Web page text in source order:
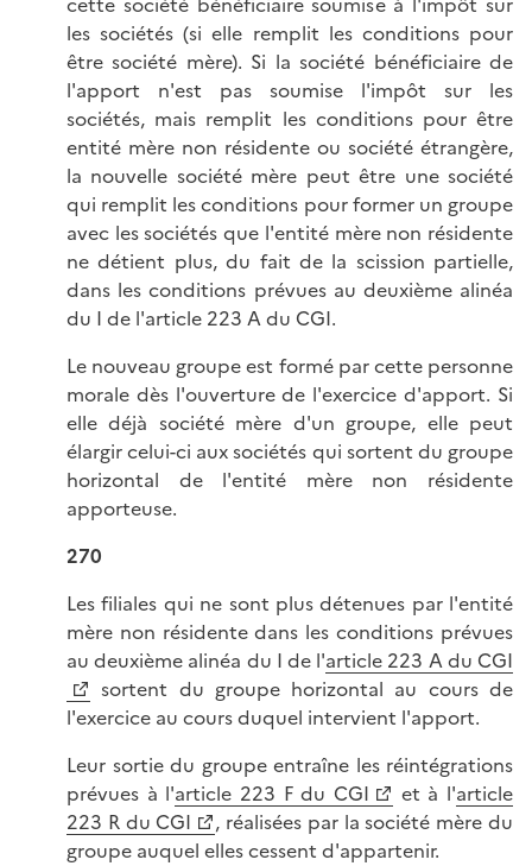
les sociétés (si elle remplit les conditions pour
être société mère). Si la société bénéficiaire de
l'apport n'est pas soumise l'impôt sur les
sociétés, mais remplit les conditions pour être
entité mère non résidente ou société étrangère,
la nouvelle société mère peut être une société
qui remplit les conditions pour former un groupe
avec les sociétés que l'entité mère non résidente
ne détient plus, du fait de la scission partielle,
dans les conditions prévues au deuxième alinéa
du I de l'article 223 A du CGI.
Le nouveau groupe est formé par cette personne
morale dès l'ouverture de l'exercice d'apport. Si
elle déjà société mère d'un groupe, elle peut
élargir celui-ci aux sociétés qui sortent du groupe
horizontal de l'entité mère non résidente
apporteuse.
270
Les filiales qui ne sont plus détenues par l'entité
mère non résidente dans les conditions prévues
au deuxième alinéa du I de l'article 223 A du CGI
sortent du groupe horizontal au cours de
l'exercice au cours duquel intervient l'apport.
Leur sortie du groupe entraîne les réintégrations
prévues à l'article 223 F du CGI et à l'article
223 R du CGI
, réalisées par la société mère du
groupe auquel elles cessent d'appartenir.